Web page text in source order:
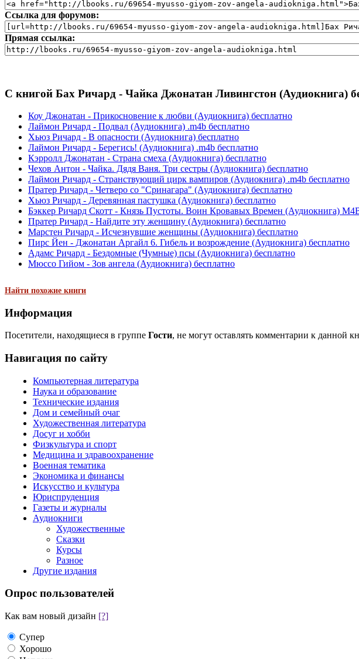
Ссылка для форумов:
Прямая ссылка:
С книгой Бах Ричард - Чайка Джонатан Ливингстон (Аудиокнига)
Коу Джонатан - Прикосновение к любви (Аудиокнига) бесплатно
Лаймон Ричард - Подвал (Аудиокнига) .m4b бесплатно
Хьюз Ричард - В опасности (Аудиокнига) бесплатно
Лаймон Ричард - Берегись! (Аудиокнига) .m4b бесплатно
Кэрролл Джонатан - Страна смеха (Аудиокнига) бесплатно
Чехов Антон - Чайка. Дядя Ваня. Три сестры (Аудиокнига) бесплатно
Лаймон Ричард - Странствующий цирк вампиров (Аудиокнига) .m4b бесплатно
Пратер Ричард - Четверо со "Сринагара" (Аудиокнига) бесплатно
Хьюз Ричард - Деревянная пастушка (Аудиокнига) бесплатно
Бэккер Ричард Скотт - Князь Пустоты. Воин Кровавых Времен (Аудиокнига)
Пратер Ричард - Найдите эту женщину (Аудиокнига) бесплатно
Марстен Ричард - Исчезнувшие женщины (Аудиокнига) бесплатно
Пирс Йен - Джонатан Аргайл 6. Гибель и возрождение (Аудиокнига) бесплатно
Адамс Ричард - Бездомные (Чумные) псы (Аудиокнига) бесплатно
Мюссо Гийом - Зов ангела (Аудиокнига) бесплатно
Найти похожие книги
Информация
Посетители, находящиеся в группе Гости, не могут оставлять комментарии к данной
Навигация по сайту
Компьютерная литература
Наука и образование
Технические издания
Дом и семейный очаг
Художественная литература
Досуг и хобби
Физкультура и спорт
Медицина и здравоохранение
Военная тематика
Экономика и финансы
Искусство и культура
Юриспруденция
Газеты и журналы
Аудиокниги
Художественные
Сказки
Курсы
Разное
Другие издания
Опрос пользователей
Как вам новый дизайн [?]
Супер
Хорошо